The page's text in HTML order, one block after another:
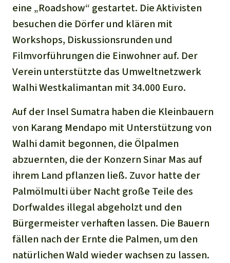
eine „Roadshow“ gestartet. Die Aktivisten
besuchen die Dörfer und klären mit
Workshops, Diskussionsrunden und
Filmvorführungen die Einwohner auf. Der
Verein unterstützte das Umweltnetzwerk
Walhi Westkalimantan mit 34.000 Euro.
Auf der Insel Sumatra haben die Kleinbauern
von Karang Mendapo mit Unterstützung von
Walhi damit begonnen, die Ölpalmen
abzuernten, die der Konzern Sinar Mas auf
ihrem Land pflanzen ließ. Zuvor hatte der
Palmölmulti über Nacht große Teile des
Dorfwaldes illegal abgeholzt und den
Bürgermeister verhaften lassen. Die Bauern
fällen nach der Ernte die Palmen, um den
natürlichen Wald wieder wachsen zu lassen.